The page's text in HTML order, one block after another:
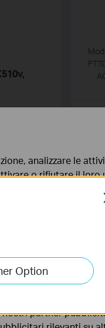
This
Option
analizzare le
o rifiutare il loro
e non possono
sito allo scopo di
partner